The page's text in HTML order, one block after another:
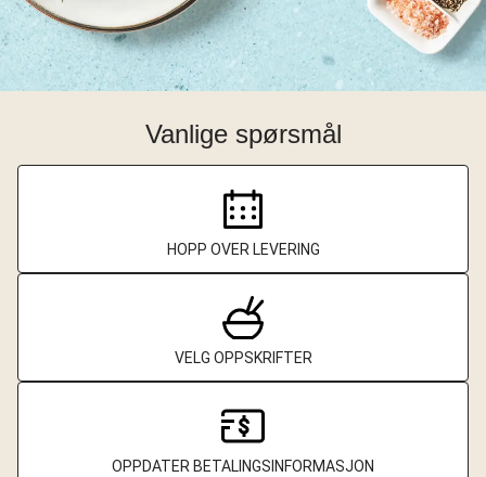
Vanlige spørsmål
HOPP OVER LEVERING
VELG OPPSKRIFTER
OPPDATER BETALINGSINFORMASJON